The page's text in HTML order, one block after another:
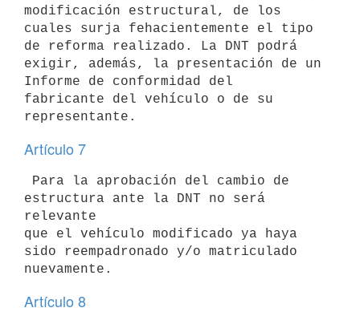
modificación estructural, de los
cuales surja fehacientemente el tipo
de reforma realizado. La DNT podrá
exigir, además, la presentación de un
Informe de conformidad del
fabricante del vehículo o de su
Artículo 7
estructura ante la DNT no será
relevante
que el vehículo modificado ya haya
sido reempadronado y/o matriculado
Artículo 8